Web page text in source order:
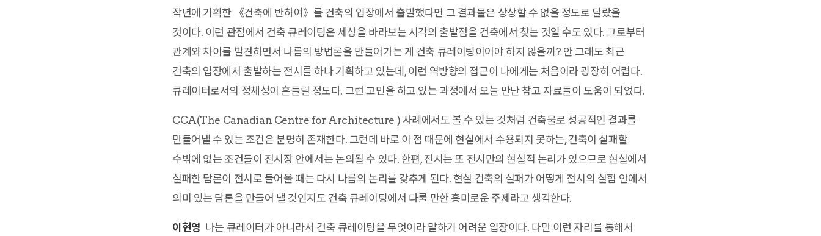
작년에 기획한 《건축에 반하여》를 건축의 입장에서 출발했다면 그 결과물은 상상할 수 없을 정도로 달랐을
것이다. 이런 관점에서 건축 큐레이팅은 세상을 바라보는 시각의 출발점을 건축에서 찾는 것일 수도 있다. 그로부터
관계와 차이를 발견하면서 나름의 방법론을 만들어가는 게 건축 큐레이팅이어야 하지 않을까? 안 그래도 최근
건축의 입장에서 출발하는 전시를 하나 기획하고 있는데, 이런 역방향의 접근이 나에게는 처음이라 굉장히 어렵다.
큐레이터로서의 정체성이 흔들릴 정도다. 그런 고민을 하고 있는 과정에서 오늘 만난 참고 자료들이 도움이 되었다.
CCA(The Canadian Centre for Architecture ) 사례에서도 볼 수 있는 것처럼 건축물로 성공적인 결과를
만들어낼 수 있는 조건은 분명히 존재한다. 그런데 바로 이 점 때문에 현실에서 수용되지 못하는, 건축이 실패할
수밖에 없는 조건들이 전시장 안에서는 논의될 수 있다. 한편, 전시는 또 전시만의 현실적 논리가 있으므로 현실에서
실패한 담론이 전시로 들어올 때는 다시 나름의 논리를 갖추게 된다. 현실 건축의 실패가 어떻게 전시의 실험 안에서
의미 있는 담론을 만들어 낼 것인지도 건축 큐레이팅에서 다룰 만한 흥미로운 주제라고 생각한다.
이현영 나는 큐레이터가 아니라서 건축 큐레이팅을 무엇이라 말하기 어려운 입장이다. 다만 이런 자리를 통해서